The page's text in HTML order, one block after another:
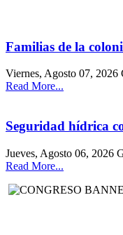
Familias de la
Viernes, Agosto 07, 2026
Read More...
Seguridad hídrica
Jueves, Agosto 06, 2026
Read More...